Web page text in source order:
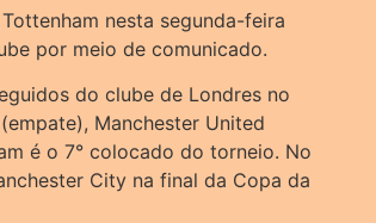
nesta segunda-feira
por meio de comunicado.
do clube de Londres no
Manchester United
é o 7° colocado do torneio. No
City na final da Copa da